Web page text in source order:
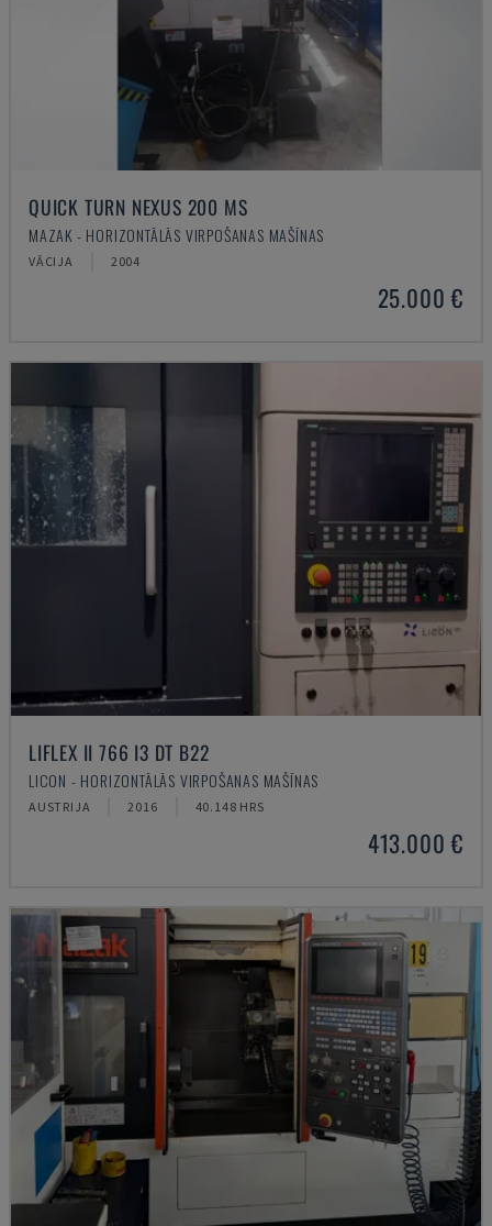
QUICK TURN NEXUS 200 MS
MAZAK - HORIZONTĀLĀS VIRPOŠANAS MAŠĪNAS
VĀCIJA 2004
25.000 €
LIFLEX II 766 I3 DT B22
LICON - HORIZONTĀLĀS VIRPOŠANAS MAŠĪNAS
AUSTRIJA 2016 40.148 HRS
413.000 €